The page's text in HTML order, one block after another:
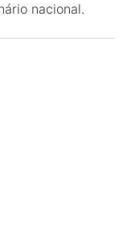
nacional.